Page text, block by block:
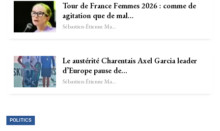
Tour de France Femmes 2026 : comme de
agitation que de mal…
Sébastien-Étienne Marechal
Le austérité Charentais Axel Garcia leader
d’Europe pause de…
Sébastien-Étienne Marechal
POLITICS